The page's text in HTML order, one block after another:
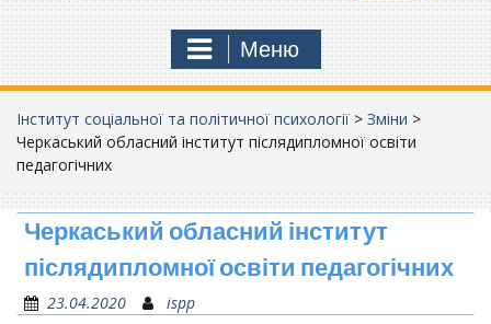
Меню
Інститут соціальної та політичної психології > Зміни >
Черкаський обласний інститут післядипломної освіти
педагогічних
Черкаський обласний інститут
післядипломної освіти педагогічних
23.04.2020 ispp